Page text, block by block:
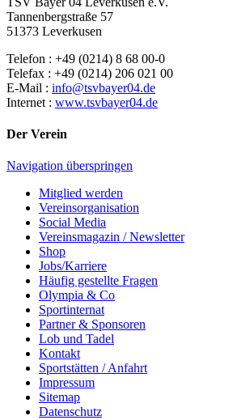
Tannenbergstraße 57
51373 Leverkusen
Telefon : +49 (0214) 8 68 00-0
Telefax : +49 (0214) 206 021 00
E-Mail : info@tsvbayer04.de
Internet : www.tsvbayer04.de
Der Verein
Navigation überspringen
Mitglied werden
Vereinsorganisation
Social Media
Vereinsmagazin / Newsletter
Shop
Jobs/Karriere
Häufig gestellte Fragen
Olympia & Co
Sportinternat
Partner & Sponsoren
Lob und Tadel
Kontakt
Sportstätten / Anfahrt
Impressum
Sitemap
Datenschutz